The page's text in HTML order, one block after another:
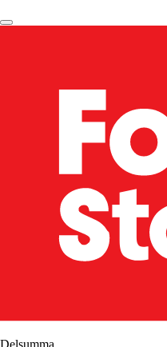
Delsumma